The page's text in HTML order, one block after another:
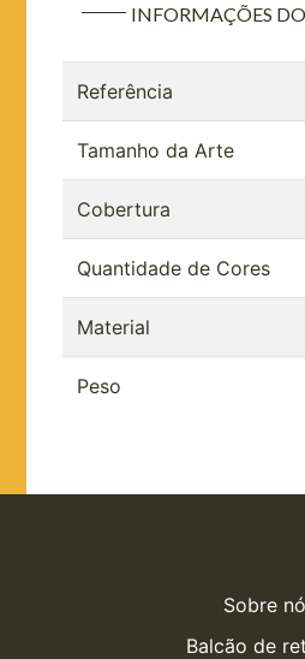
INFORMAÇÕES
Referência
Tamanho da Arte
Cobertura
Quantidade de Cores
Material
Peso
Sobre
Balcão de